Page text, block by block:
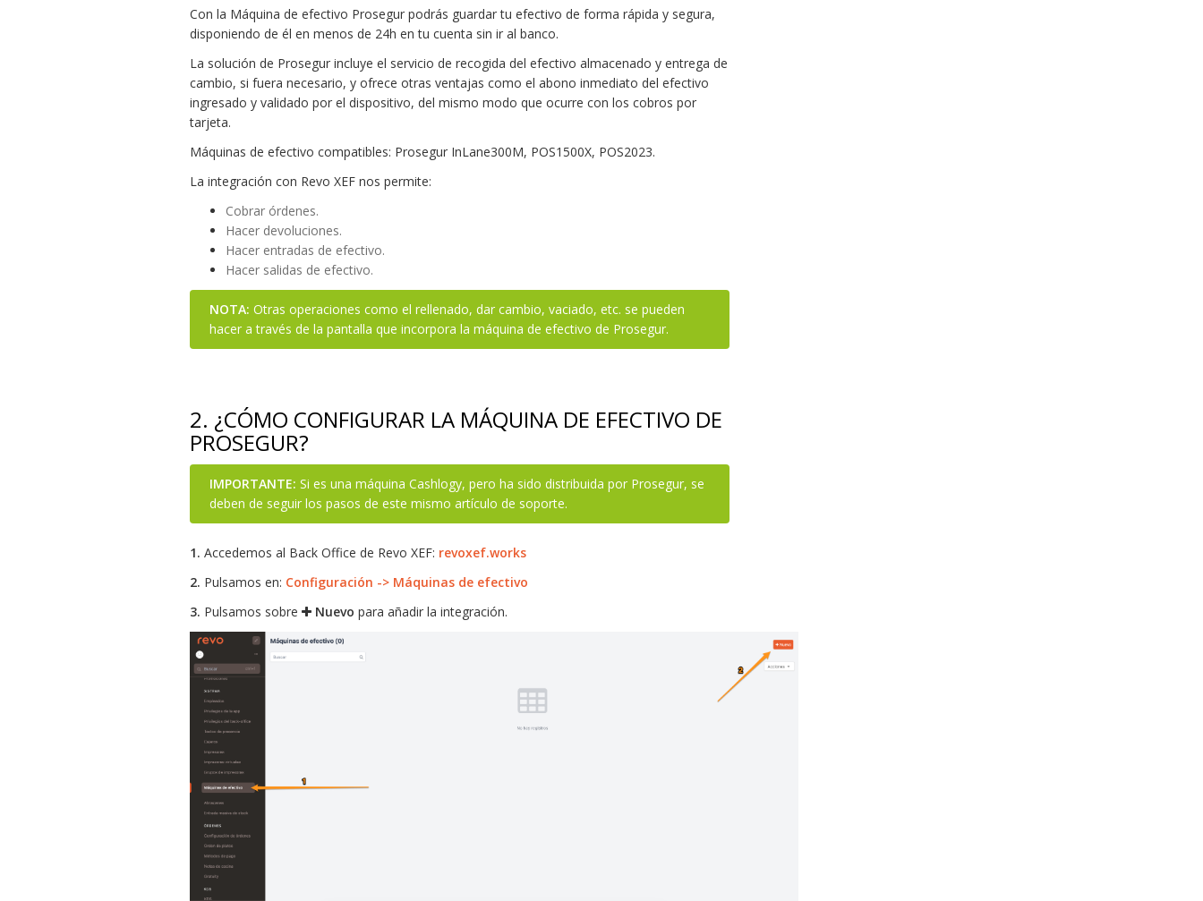
Con la Máquina de efectivo Prosegur podrás guardar tu efectivo de forma rápida y segura,
disponiendo de él en menos de 24h en tu cuenta sin ir al banco.
La solución de Prosegur incluye el servicio de recogida del efectivo almacenado y entrega de
cambio, si fuera necesario, y ofrece otras ventajas como el abono inmediato del efectivo
ingresado y validado por el dispositivo, del mismo modo que ocurre con los cobros por
tarjeta.
Máquinas de efectivo compatibles: Prosegur InLane300M, POS1500X, POS2023.
La integración con Revo XEF nos permite:
Cobrar órdenes.
Hacer devoluciones.
Hacer entradas de efectivo.
Hacer salidas de efectivo.
NOTA: Otras operaciones como el rellenado, dar cambio, vaciado, etc. se pueden
hacer a través de la pantalla que incorpora la máquina de efectivo de Prosegur.
2. ¿CÓMO CONFIGURAR LA MÁQUINA DE EFECTIVO DE
PROSEGUR?
IMPORTANTE: Si es una máquina Cashlogy, pero ha sido distribuida por Prosegur, se
deben de seguir los pasos de este mismo artículo de soporte.
1. Accedemos al Back Office de Revo XEF: revoxef.works
2. Pulsamos en: Configuración -> Máquinas de efectivo
3. Pulsamos sobre Nuevo para añadir la integración.